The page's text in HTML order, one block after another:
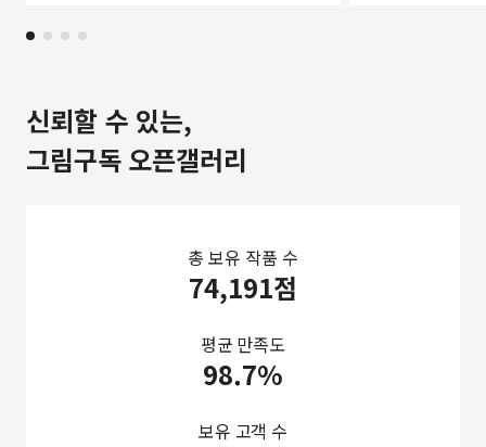
신뢰할 수 있는,
그림구독 오픈갤러리
총 보유 작품 수
74,191점
평균 만족도
98.7%
보유 고객 수